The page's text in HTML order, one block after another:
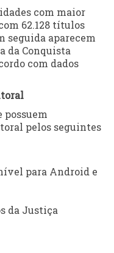
com maior
62.128 títulos
seguida aparecem
da Conquista
com dados
possuem
pelos seguintes
para Android e
da Justiça